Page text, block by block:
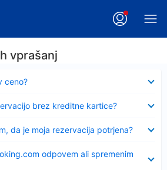
vprašanj
ceno?
brez kreditne kartice?
da je moja rezervacija potrjena?
odpovem ali spremenim